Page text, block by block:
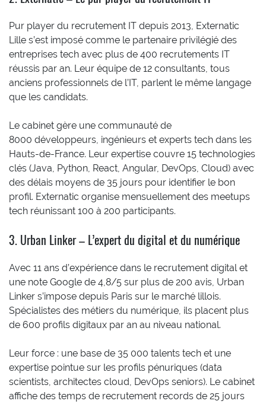
Pur player du recrutement IT depuis 2013, Externatic
Lille s’est imposé comme le partenaire privilégié des
entreprises tech avec plus de 400 recrutements IT
réussis par an. Leur équipe de 12 consultants, tous
anciens professionnels de l’IT, parlent le même langage
que les candidats.
Le cabinet gère une communauté de
8000 développeurs, ingénieurs et experts tech dans les
Hauts-de-France. Leur expertise couvre 15 technologies
clés (Java, Python, React, Angular, DevOps, Cloud) avec
des délais moyens de 35 jours pour identifier le bon
profil. Externatic organise mensuellement des meetups
tech réunissant 100 à 200 participants.
3. Urban Linker – L’expert du digital et du numérique
Avec 11 ans d’expérience dans le recrutement digital et
une note Google de 4,8/5 sur plus de 200 avis, Urban
Linker s’impose depuis Paris sur le marché lillois.
Spécialistes des métiers du numérique, ils placent plus
de 600 profils digitaux par an au niveau national.
Leur force : une base de 35 000 talents tech et une
expertise pointue sur les profils pénuriques (data
scientists, architectes cloud, DevOps seniors). Le cabinet
affiche des temps de recrutement records de 25 jours